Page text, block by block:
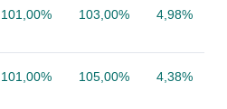
101,00% 103,00% 4,98%
101,00% 105,00% 4,38%